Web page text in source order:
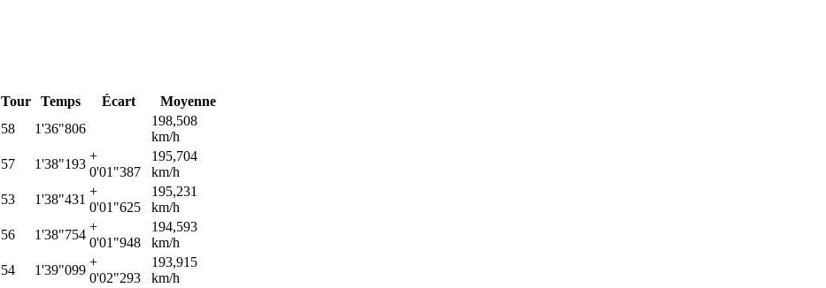
Tour Temps Écart
Moyenne
58 1'36"806
198,508
km/h
57 1'38"193
+
0'01"387
195,704
km/h
53 1'38"431
+
0'01"625
195,231
km/h
56 1'38"754
+
0'01"948
194,593
km/h
54 1'39"099
+
0'02"293
193,915
km/h